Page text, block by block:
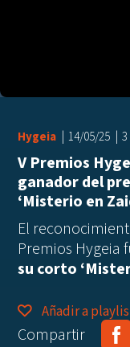
Hygeia 14/05/25
V Premios
ganador del
‘Misterio en
El
Premios Hygeia
su corto
Añadir a
Compartir